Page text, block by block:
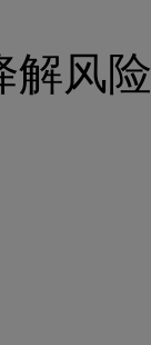
解风险